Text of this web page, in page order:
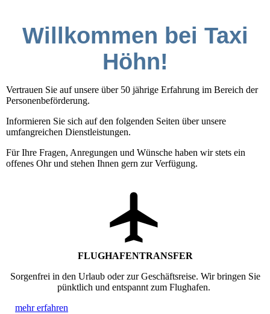
Willkommen bei Taxi
Höhn!
Vertrauen Sie auf unsere über 50 jährige Erfahrung im Bereich der
Personenbeförderung.
Informieren Sie sich auf den folgenden Seiten über unsere
umfangreichen Dienstleistungen.
Für Ihre Fragen, Anregungen und Wünsche haben wir stets ein
offenes Ohr und stehen Ihnen gern zur Verfügung.
FLUGHAFENTRANSFER
Sorgenfrei in den Urlaub oder zur Geschäftsreise. Wir bringen Sie
pünktlich und entspannt zum Flughafen.
mehr erfahren